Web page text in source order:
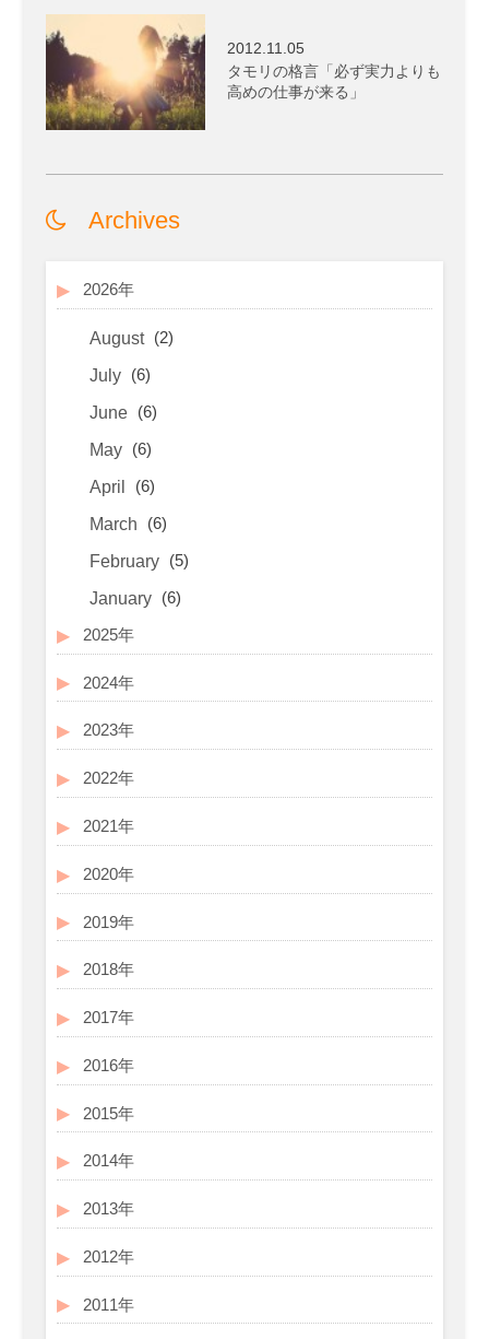
2012.11.05
タモリの格言「必ず実力よりも
高めの仕事が来る」
Archives
2026年
August (2)
July (6)
June (6)
May (6)
April (6)
March (6)
February (5)
January (6)
2025年
2024年
2023年
2022年
2021年
2020年
2019年
2018年
2017年
2016年
2015年
2014年
2013年
2012年
2011年